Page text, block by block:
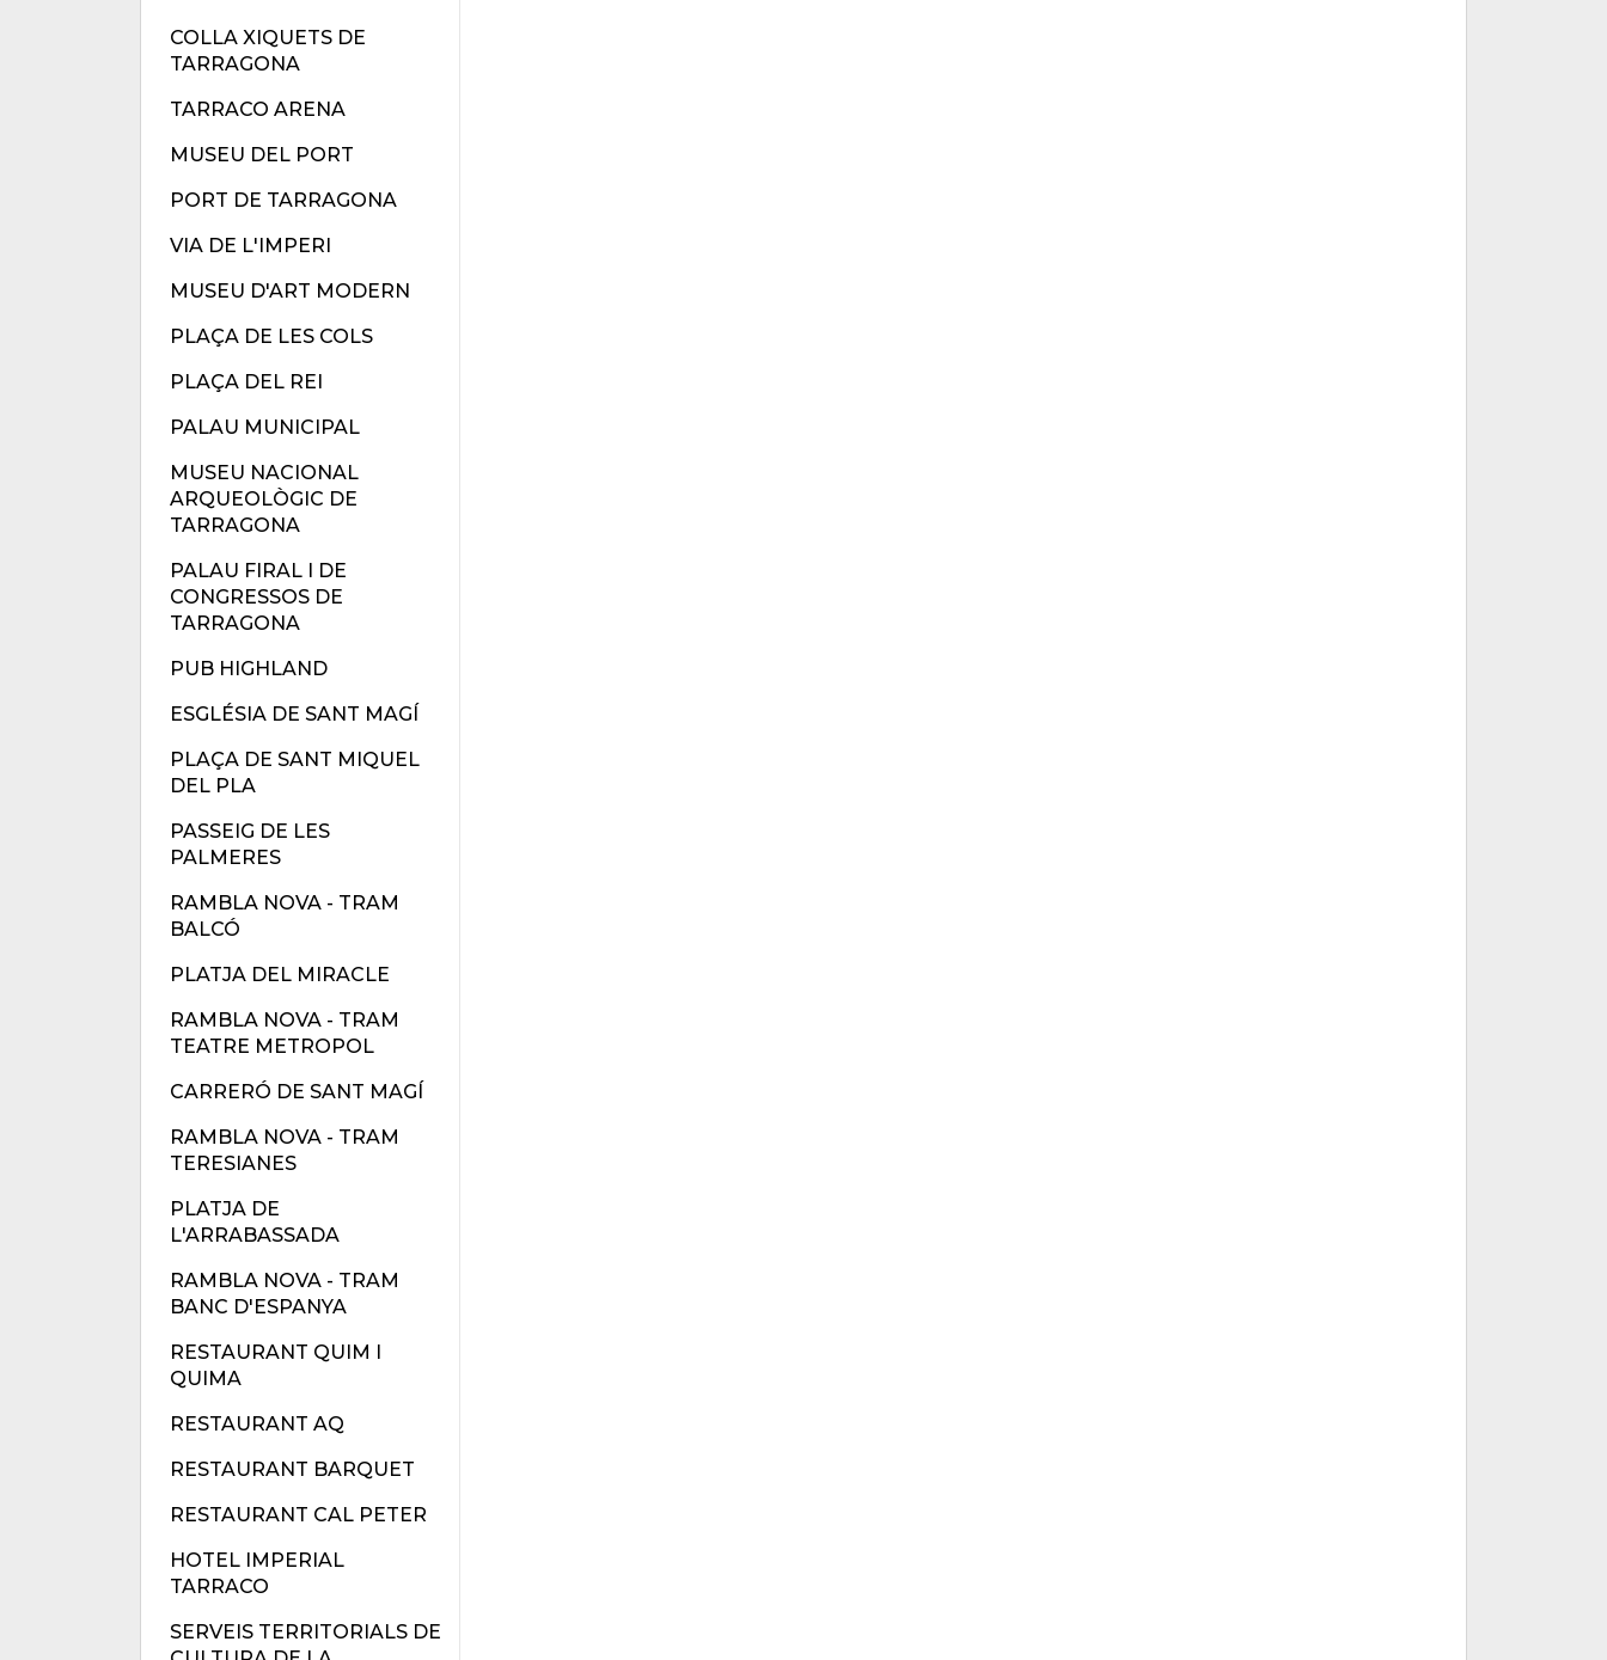
COLLA XIQUETS DE
TARRAGONA
TARRACO ARENA
MUSEU DEL PORT
PORT DE TARRAGONA
VIA DE L'IMPERI
MUSEU D'ART MODERN
PLAÇA DE LES COLS
PLAÇA DEL REI
PALAU MUNICIPAL
MUSEU NACIONAL
ARQUEOLÒGIC DE
TARRAGONA
PALAU FIRAL I DE
CONGRESSOS DE
TARRAGONA
PUB HIGHLAND
ESGLÉSIA DE SANT MAGÍ
PLAÇA DE SANT MIQUEL
DEL PLA
PASSEIG DE LES
PALMERES
RAMBLA NOVA - TRAM
BALCÓ
PLATJA DEL MIRACLE
RAMBLA NOVA - TRAM
TEATRE METROPOL
CARRERÓ DE SANT MAGÍ
RAMBLA NOVA - TRAM
TERESIANES
PLATJA DE
L'ARRABASSADA
RAMBLA NOVA - TRAM
BANC D'ESPANYA
RESTAURANT QUIM I
QUIMA
RESTAURANT AQ
RESTAURANT BARQUET
RESTAURANT CAL PETER
HOTEL IMPERIAL
TARRACO
SERVEIS TERRITORIALS DE